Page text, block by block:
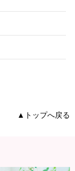
▲トップへ戻る